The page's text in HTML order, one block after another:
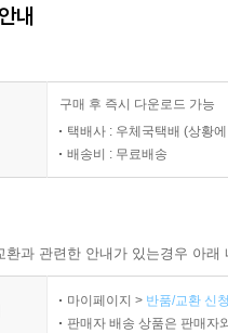
내
구매 후 즉시 다운로드 가능
택배사 : 우체국택배 (상황
배송비 : 무료배송
과 관련한 안내가 있는경우 아
마이페이지 > 반품/교환 신
판매자 배송 상품은 판매자